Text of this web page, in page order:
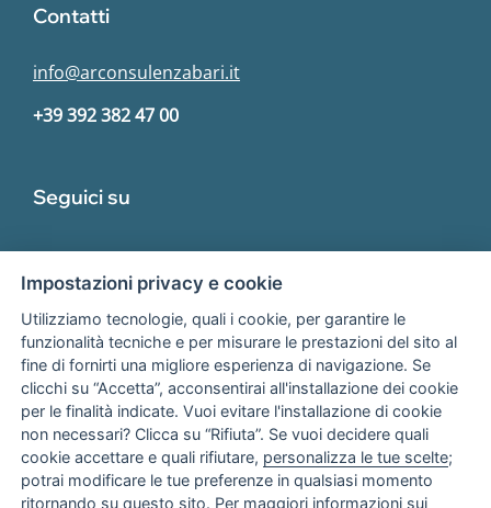
Contatti
+39 392 382 47 00
info@arconsulenzabari.it
Seguici su
Associato
Impostazioni privacy e cookie
Utilizziamo tecnologie, quali i cookie, per garantire le
funzionalità tecniche e per misurare le prestazioni del sito al
fine di fornirti una migliore esperienza di navigazione. Se
clicchi su “Accetta”, acconsentirai all'installazione dei cookie
per le finalità indicate. Vuoi evitare l'installazione di cookie
non necessari? Clicca su “Rifiuta”. Se vuoi decidere quali
cookie accettare e quali rifiutare, personalizza le tue scelte;
potrai modificare le tue preferenze in qualsiasi momento
ritornando su questo sito. Per maggiori informazioni sui